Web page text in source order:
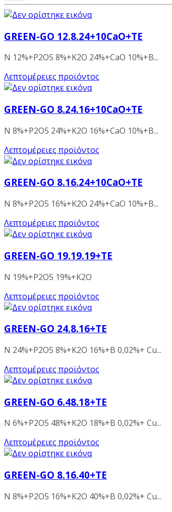
GREEN-GO 12.8.24+10CaO+TE
N 12%+P2O5 8%+K2O 24%+CaO 10%+B...
Λεπτομέρειες προϊόντος
GREEN-GO 8.24.16+10CaO+TE
N 8%+P2O5 24%+K2O 16%+CaO 10%+B...
Λεπτομέρειες προϊόντος
GREEN-GO 8.16.24+10CaO+TE
N 8%+P2O5 16%+K2O 24%+CaO 10%+B...
Λεπτομέρειες προϊόντος
GREEN-GO 19.19.19+TE
N 19%+P2O5 19%+K2O
Λεπτομέρειες προϊόντος
GREEN-GO 24.8.16+TE
N 24%+P2O5 8%+K2O 16%+B 0,02%+ Cu...
Λεπτομέρειες προϊόντος
GREEN-GO 6.48.18+TE
N 6%+P2O5 48%+K2O 18%+B 0,02%+ Cu...
Λεπτομέρειες προϊόντος
GREEN-GO 8.16.40+TE
N 8%+P2O5 16%+K2O 40%+B 0,02%+ Cu...